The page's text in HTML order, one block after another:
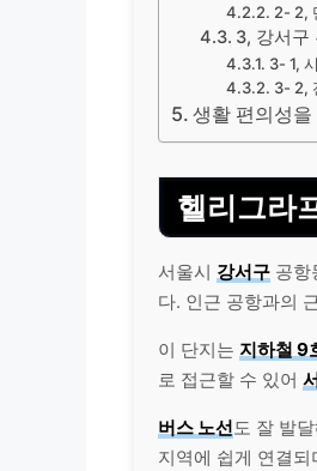
2- 2,
3, 강서구
3- 1,
3- 2,
생활 편의성
헬리그라
서울시 강서구 공항
다. 인근 공항과의
이 단지는 지하철 9
로 접근할 수 있어
버스 노선도 잘 발
지역에 쉽게 연결